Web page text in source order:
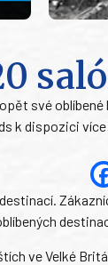
své oblíbené
k dispozici více
ve Velké